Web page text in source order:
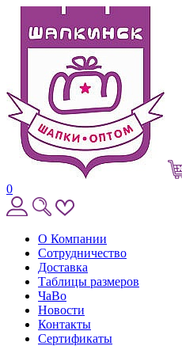
0
О Компании
Сотрудничество
Доставка
Таблицы размеров
ЧаВо
Новости
Контакты
Сертификаты